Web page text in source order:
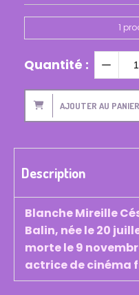
1
Quantité :
AJOUTER AU PANIER
Description
Blanche Mireille
Balin, née le 20
morte le 9
actrice de cinéma